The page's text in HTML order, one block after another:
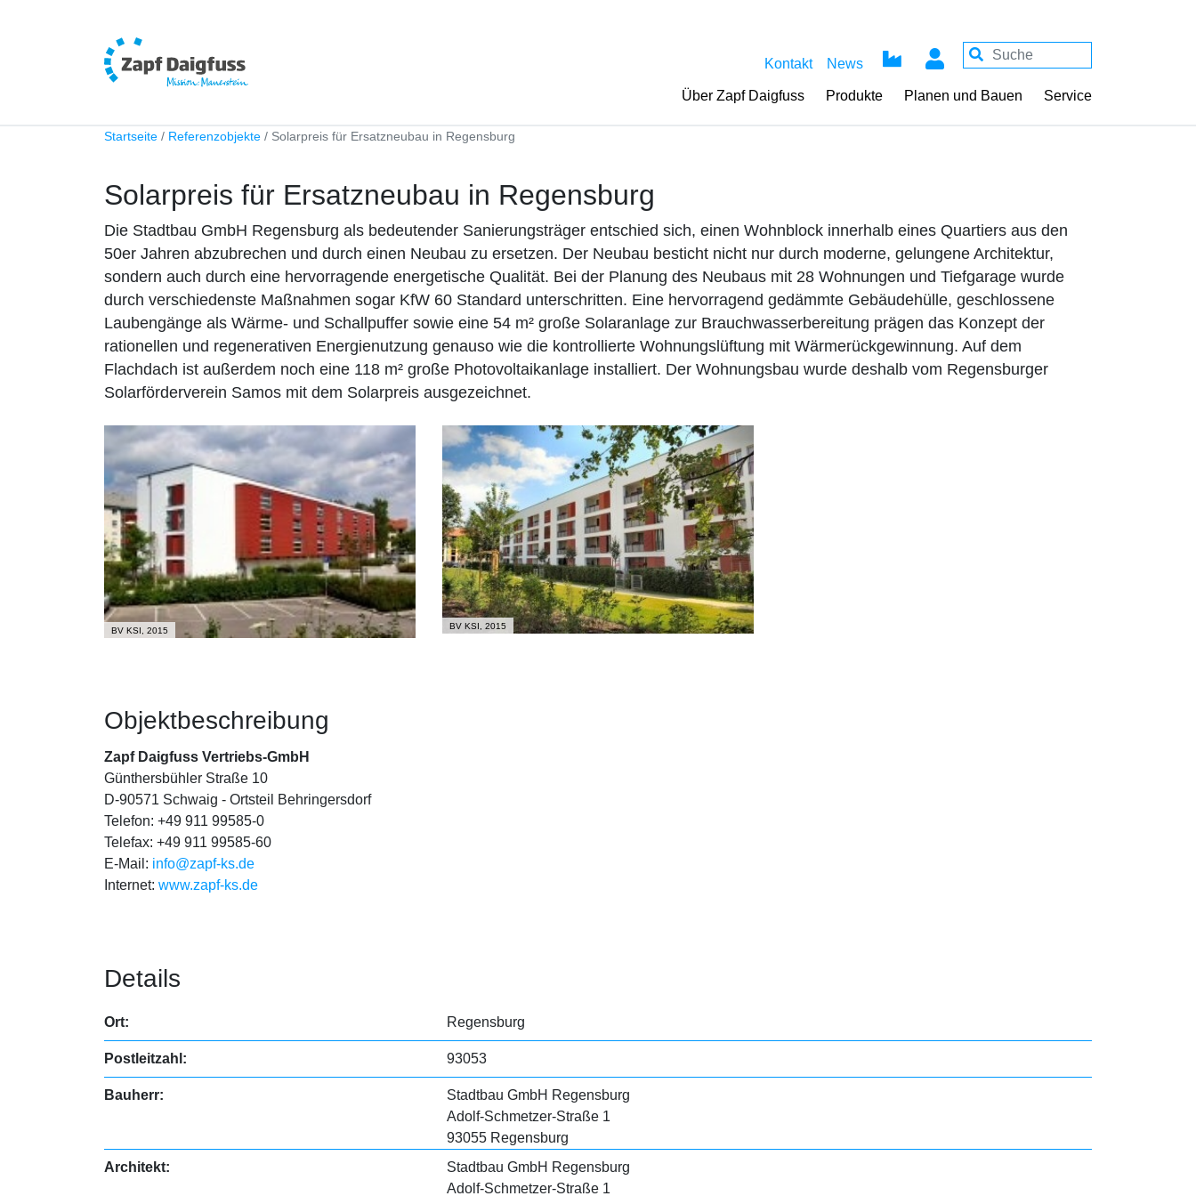
Kontakt News
Über Zapf Daigfuss Produkte Planen und Bauen Service
Startseite Referenzobjekte Solarpreis für Ersatzneubau in Regensburg
Solarpreis für Ersatzneubau in Regensburg
Die Stadtbau GmbH Regensburg als bedeutender Sanierungsträger entschied sich, einen Wohnblock innerhalb eines Quartiers aus den
50er Jahren abzubrechen und durch einen Neubau zu ersetzen. Der Neubau besticht nicht nur durch moderne, gelungene Architektur,
sondern auch durch eine hervorragende energetische Qualität. Bei der Planung des Neubaus mit 28 Wohnungen und Tiefgarage wurde
durch verschiedenste Maßnahmen sogar KfW 60 Standard unterschritten. Eine hervorragend gedämmte Gebäudehülle, geschlossene
Laubengänge als Wärme- und Schallpuffer sowie eine 54 m² große Solaranlage zur Brauchwasserbereitung prägen das Konzept der
rationellen und regenerativen Energienutzung genauso wie die kontrollierte Wohnungslüftung mit Wärmerückgewinnung. Auf dem
Flachdach ist außerdem noch eine 118 m² große Photovoltaikanlage installiert. Der Wohnungsbau wurde deshalb vom Regensburger
Solarförderverein Samos mit dem Solarpreis ausgezeichnet.
BV KSI, 2015 BV KSI, 2015
Objektbeschreibung
Zapf Daigfuss Vertriebs-GmbH
Günthersbühler Straße 10
D-90571 Schwaig - Ortsteil Behringersdorf
Telefon: +49 911 99585-0
Telefax: +49 911 99585-60
E-Mail: info@zapf-ks.de
Internet: www.zapf-ks.de
Details
Ort: Regensburg
Postleitzahl: 93053
Bauherr:
Stadtbau GmbH Regensburg
Adolf-Schmetzer-Straße 1
93055 Regensburg
Architekt:
Stadtbau GmbH Regensburg
Adolf-Schmetzer-Straße 1